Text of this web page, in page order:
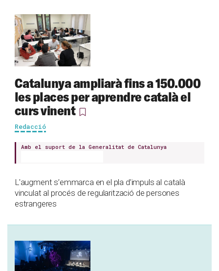
Catalunya ampliarà fins a 150.000
les places per aprendre català el
curs vinent
Redacció
Amb el suport de la Generalitat de Catalunya
L'augment s’emmarca en el pla d’impuls al català
vinculat al procés de regularització de persones
estrangeres